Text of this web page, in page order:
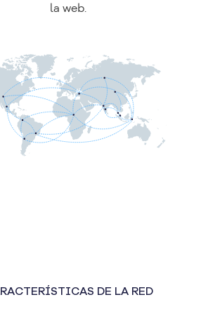
la web.
DE LA RED